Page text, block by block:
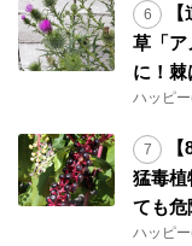
草「ア
に！棘
ハッピ
猛毒
ても危
ハッピ